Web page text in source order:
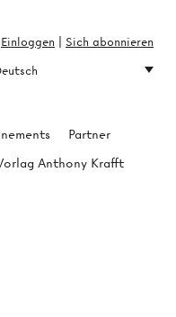
Partner
Anthony Krafft
Einloggen
Sich abonnieren